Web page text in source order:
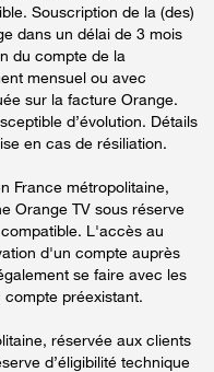
Souscription de la (des)
dans un délai de 3 mois
du compte de la
mensuel ou avec
sur la facture Orange.
d’évolution. Détails
en cas de résiliation.
France métropolitaine,
Orange TV sous réserve
L'accès au
d'un compte auprès
se faire avec les
compte préexistant.
réservée aux clients
d’éligibilité technique